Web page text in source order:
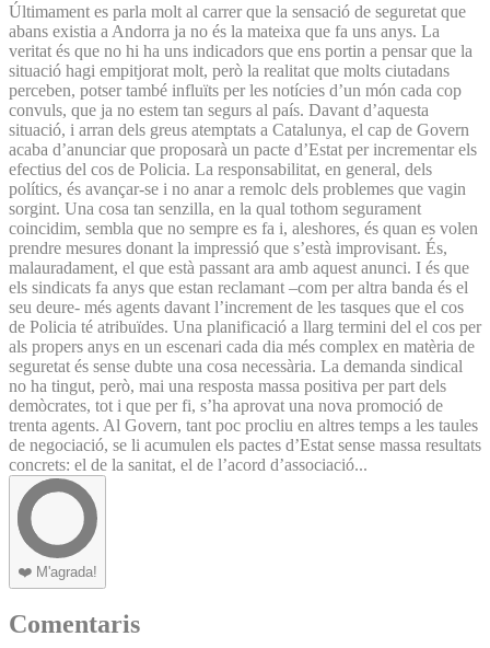
Últimament es parla molt al carrer que la sensació de seguretat que
abans existia a Andorra ja no és la mateixa que fa uns anys. La
veritat és que no hi ha uns indicadors que ens portin a pensar que la
situació hagi empitjorat molt, però la realitat que molts ciutadans
perceben, potser també influïts per les notícies d’un món cada cop
convuls, que ja no estem tan segurs al país. Davant d’aquesta
situació, i arran dels greus atemptats a Catalunya, el cap de Govern
acaba d’anunciar que proposarà un pacte d’Estat per incrementar els
efectius del cos de Policia. La responsabilitat, en general, dels
polítics, és avançar-se i no anar a remolc dels problemes que vagin
sorgint. Una cosa tan senzilla, en la qual tothom segurament
coincidim, sembla que no sempre es fa i, aleshores, és quan es volen
prendre mesures donant la impressió que s’està improvisant. És,
malauradament, el que està passant ara amb aquest anunci. I és que
els sindicats fa anys que estan reclamant –com per altra banda és el
seu deure- més agents davant l’increment de les tasques que el cos
de Policia té atribuïdes. Una planificació a llarg termini del el cos per
als propers anys en un escenari cada dia més complex en matèria de
seguretat és sense dubte una cosa necessària. La demanda sindical
no ha tingut, però, mai una resposta massa positiva per part dels
demòcrates, tot i que per fi, s’ha aprovat una nova promoció de
trenta agents. Al Govern, tant poc procliu en altres temps a les taules
de negociació, se li acumulen els pactes d’Estat sense massa resultats
concrets: el de la sanitat, el de l’acord d’associació...
❤️ M'agrada!
Comentaris